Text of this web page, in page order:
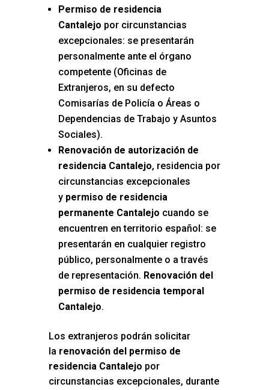
Permiso de residencia
Cantalejo por circunstancias
excepcionales: se presentarán
personalmente ante el órgano
competente (Oficinas de
Extranjeros, en su defecto
Comisarías de Policía o Áreas o
Dependencias de Trabajo y Asuntos
Sociales).
Renovación de autorización de
residencia Cantalejo, residencia por
circunstancias excepcionales
y permiso de residencia
permanente Cantalejo cuando se
encuentren en territorio español: se
presentarán en cualquier registro
público, personalmente o a través
de representación. Renovación del
permiso de residencia temporal
Cantalejo.
Los extranjeros podrán solicitar
la renovación del permiso de
residencia Cantalejo por
circunstancias excepcionales, durante